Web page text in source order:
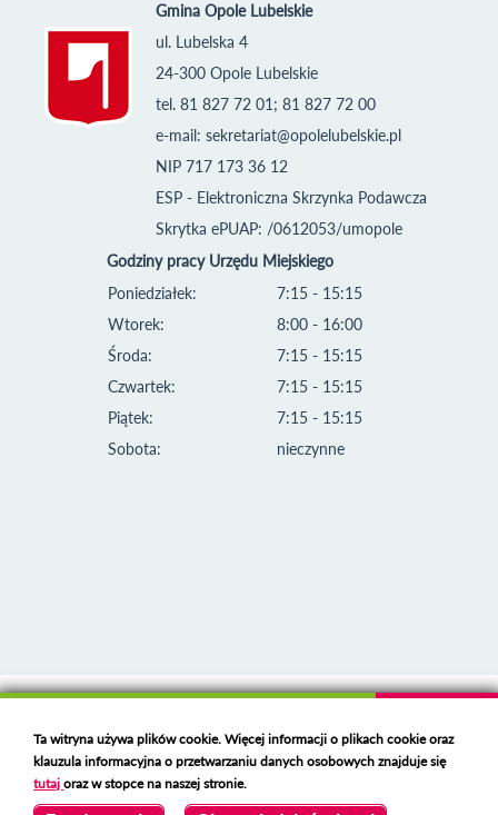
Gmina Opole Lubelskie
ul. Lubelska 4
24-300 Opole Lubelskie
tel. 81 827 72 01; 81 827 72 00
e-mail: sekretariat@opolelubelskie.pl
NIP 717 173 36 12
ESP - Elektroniczna Skrzynka Podawcza
Skrytka ePUAP: /0612053/umopole
Godziny pracy Urzędu Miejskiego
Poniedziałek:
Wtorek:
Środa:
Czwartek:
Piątek:
Sobota:
7:15 - 15:15
8:00 - 16:00
7:15 - 15:15
7:15 - 15:15
7:15 - 15:15
nieczynne
Deklaracja dostępności
Polski serwer RBLhttps://polspam.pl/
Copyright 2023 Urząd Miejski w Opolu Lubelskim
Ta witryna używa plików cookie. Więcej informacji o plikach cookie oraz
klauzula informacyjna o przetwarzaniu danych osobowych znajduje się
tutajoraz w stopce na naszej stronie.